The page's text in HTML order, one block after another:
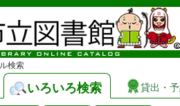
検索
いろいろ検索 貸出・